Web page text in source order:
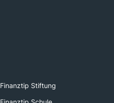
Finanztip Stiftung